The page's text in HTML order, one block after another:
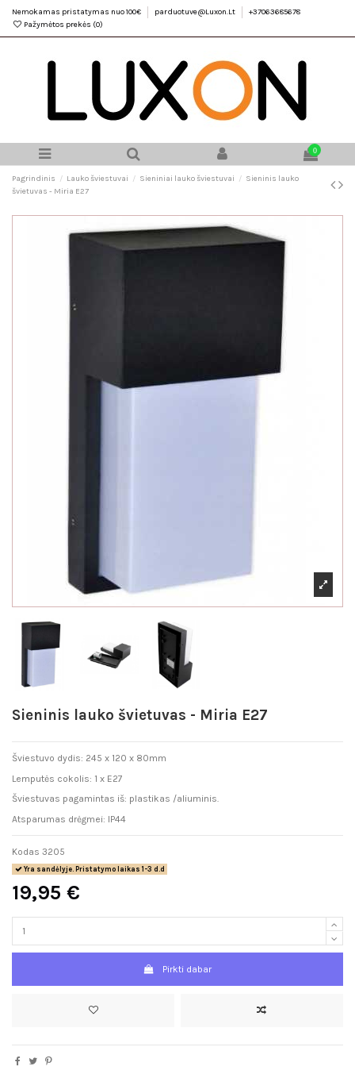
Nemokamas pristatymas nuo 100€ parduotuve@Luxon.Lt
+37063685678
Pažymėtos prekės (0)
0
Pagrindinis Lauko šviestuvai Sieniniai lauko šviestuvai
Sieninis lauko
švietuvas - Miria E27
Sieninis lauko švietuvas - Miria E27
Šviestuvo dydis: 245 x 120 x 80mm
Lemputės cokolis: 1 x E27
Šviestuvas pagamintas iš: plastikas /aliuminis.
Atsparumas drėgmei: IP44
Kodas 3205
Yra sandėlyje. Pristatymo laikas 1-3 d.d
19,95 €
Pirkti dabar